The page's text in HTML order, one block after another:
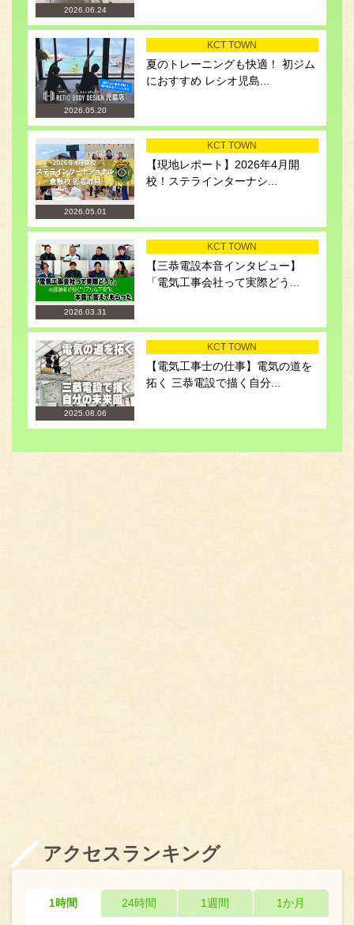
2026.06.24
2026.05.20
KCT TOWN
夏のトレーニングも快適！ 初ジム
におすすめ レシオ児島...
2026.05.01
KCT TOWN
【現地レポート】2026年4月開
校！ステラインターナシ...
2026.03.31
KCT TOWN
【三恭電設本音インタビュー】
「電気工事会社って実際どう...
2025.08.06
KCT TOWN
【電気工事士の仕事】電気の道を
拓く 三恭電設で描く自分...
アクセスランキング
1時間 24時間 1週間 1か月